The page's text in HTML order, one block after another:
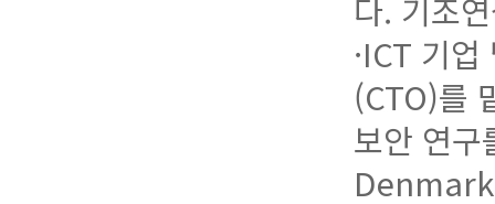
다. 기조
·ICT 기
(CTO)를
보안 연